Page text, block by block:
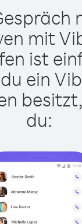
mit
ist
ein
du: